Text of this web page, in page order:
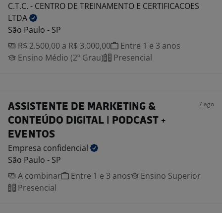
C.T.C. - CENTRO DE TREINAMENTO E CERTIFICACOES
LTDA
São Paulo - SP
R$ 2.500,00 a R$ 3.000,00
Entre 1 e 3 anos
Ensino Médio (2º Grau)
Presencial
ASSISTENTE DE MARKETING &
CONTEÚDO DIGITAL | PODCAST +
EVENTOS
7 ago
Empresa confidencial
São Paulo - SP
A combinar
Entre 1 e 3 anos
Ensino Superior
Presencial